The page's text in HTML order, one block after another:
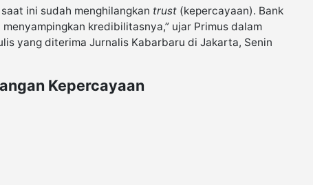
ini sudah menghilangkan trust (kepercayaan). Bank
kredibilitasnya,” ujar Primus dalam
yang diterima Jurnalis Kabarbaru di Jakarta, Senin
Kepercayaan